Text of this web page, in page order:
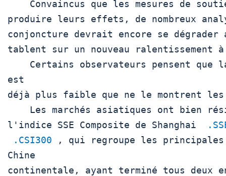
produire leurs effets, de nombreux
conjoncture devrait encore se
tablent sur un nouveau ralentissement
est
déjà plus faible que ne le montrent
l'indice SSE Composite de Shanghai
.CSI300 , qui regroupe les
Chine
continentale, ayant terminé tous